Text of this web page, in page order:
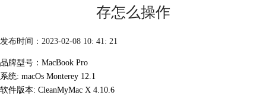
存怎么操作
发布时间：2023-02-08 10: 41: 21
品牌型号：MacBook Pro
系统: macOs Monterey 12.1
软件版本: CleanMyMac X 4.10.6